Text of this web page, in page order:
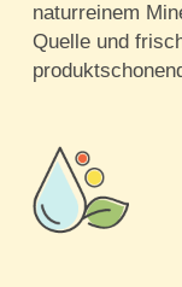
naturreinem
Quelle und